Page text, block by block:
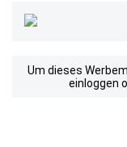
Um dieses
einloggen